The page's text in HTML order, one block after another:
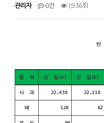
관리자 0건 1,936회
반
품 목 금 일(A) 전 일(B)
사 과 22,438 22,118
배 128 62